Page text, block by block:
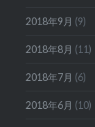
2018年9月 (9)
2018年8月 (11)
2018年7月 (6)
2018年6月 (10)